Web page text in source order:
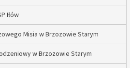
Iłów
Misia w Brzozowie Starym
w Brzozowie Starym